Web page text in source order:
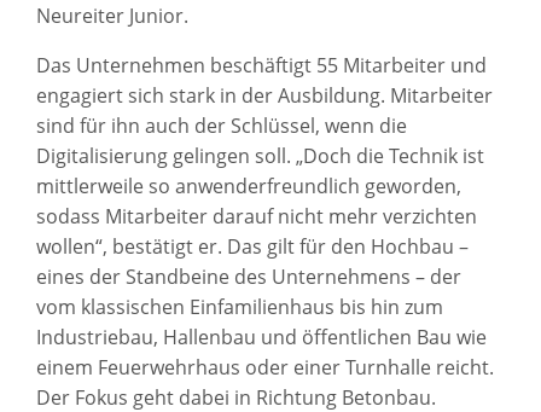
Neureiter Junior.
Das Unternehmen beschäftigt 55 Mitarbeiter und
engagiert sich stark in der Ausbildung. Mitarbeiter
sind für ihn auch der Schlüssel, wenn die
Digitalisierung gelingen soll. „Doch die Technik ist
mittlerweile so anwenderfreundlich geworden,
sodass Mitarbeiter darauf nicht mehr verzichten
wollen“, bestätigt er. Das gilt für den Hochbau –
eines der Standbeine des Unternehmens – der
vom klassischen Einfamilienhaus bis hin zum
Industriebau, Hallenbau und öffentlichen Bau wie
einem Feuerwehrhaus oder einer Turnhalle reicht.
Der Fokus geht dabei in Richtung Betonbau.